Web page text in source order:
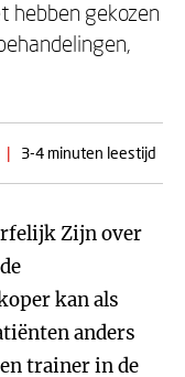
hebben gekozen
| 3-4 minuten leestijd
Zijn over
kan als
anders
trainer in de